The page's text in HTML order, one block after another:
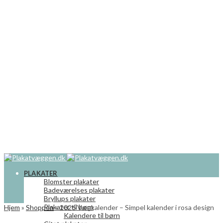
PLAKATER
Blomster plakater
Badeværelses plakater
Bryllups plakater
Plakater til børn
Kalendere til børn
Hjem » Shoppen»2026 Vægkalender – Simpel kalender i rosa design